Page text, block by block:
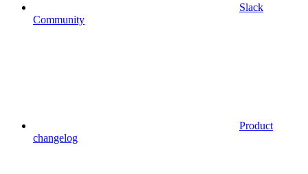
Slack
Community
Product
changelog